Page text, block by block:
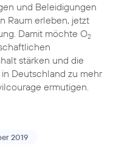
und Beleidigungen
Raum erleben, jetzt
Damit möchte O2
stärken und die
Deutschland zu mehr
ermutigen.
2019